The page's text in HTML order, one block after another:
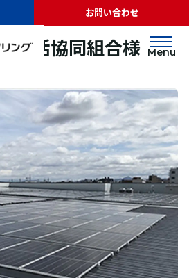
お問い合わせ
Menu
市民生活協同組合様
生活協同組合様